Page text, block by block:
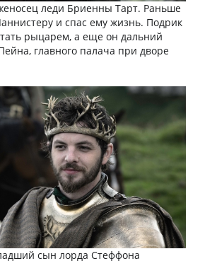
леди Бриенны Тарт. Раньше
и спас ему жизнь. Подрик
рыцарем, а еще он дальний
главного палача при дворе
сын лорда Стеффона